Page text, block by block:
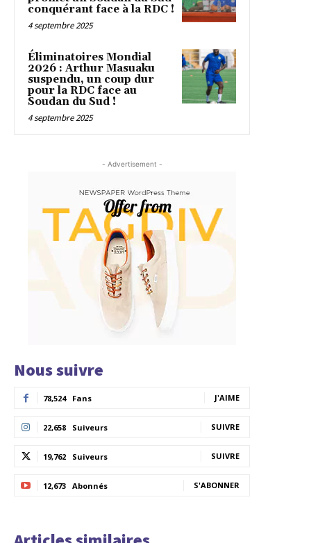
conquérant face à la RDC !
4 septembre 2025
Éliminatoires Mondial
2026 : Arthur Masuaku
suspendu, un coup dur
pour la RDC face au
Soudan du Sud !
4 septembre 2025
- Advertisement -
Nous suivre
78,524 Fans J'AIME
22,658 Suiveurs SUIVRE
19,762 Suiveurs SUIVRE
12,673 Abonnés S'ABONNER